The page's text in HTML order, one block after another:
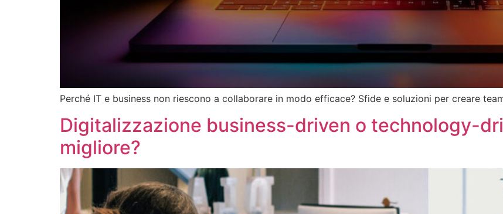
Perché IT e business non riescono a collaborare in modo efficace? Sfide e soluzioni per creare
Digitalizzazione business-driven o technology-
migliore?